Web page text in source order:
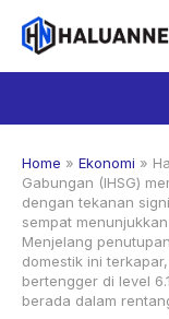
Langsung
isi
Home » Ekonomi »
Gabungan (IHSG)
dengan tekanan
sempat
Menjelang
domestik ini
bertengger di level
berada dalam